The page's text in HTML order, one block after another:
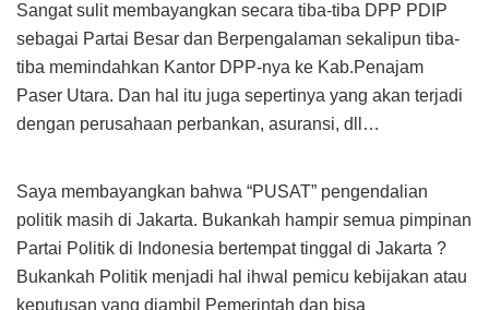
Sangat sulit membayangkan secara tiba-tiba DPP PDIP
sebagai Partai Besar dan Berpengalaman sekalipun tiba-
tiba memindahkan Kantor DPP-nya ke Kab.Penajam
Paser Utara. Dan hal itu juga sepertinya yang akan terjadi
dengan perusahaan perbankan, asuransi, dll…
Saya membayangkan bahwa “PUSAT” pengendalian
politik masih di Jakarta. Bukankah hampir semua pimpinan
Partai Politik di Indonesia bertempat tinggal di Jakarta ?
Bukankah Politik menjadi hal ihwal pemicu kebijakan atau
keputusan yang diambil Pemerintah dan bisa